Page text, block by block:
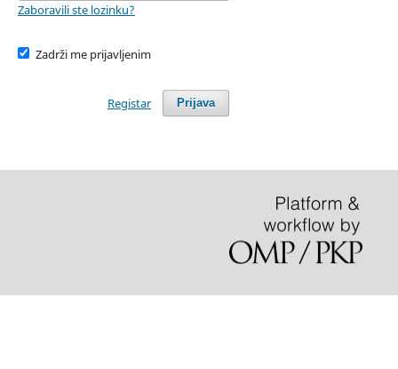
Zaboravili ste lozinku?
Zadrži me prijavljenim
Prijava
Registar